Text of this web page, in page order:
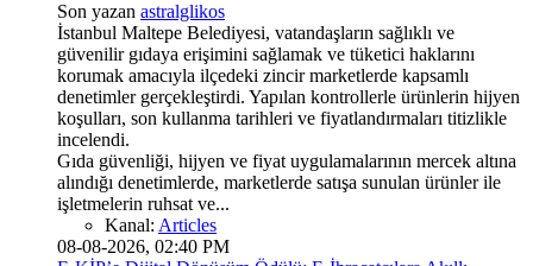
Son yazan astralglikos
İstanbul Maltepe Belediyesi, vatandaşların sağlıklı ve
güvenilir gıdaya erişimini sağlamak ve tüketici haklarını
korumak amacıyla ilçedeki zincir marketlerde kapsamlı
denetimler gerçekleştirdi. Yapılan kontrollerle ürünlerin hijyen
koşulları, son kullanma tarihleri ve fiyatlandırmaları titizlikle
incelendi.
Gıda güvenliği, hijyen ve fiyat uygulamalarının mercek altına
alındığı denetimlerde, marketlerde satışa sunulan ürünler ile
işletmelerin ruhsat ve...
Kanal: Articles
08-08-2026, 02:40 PM